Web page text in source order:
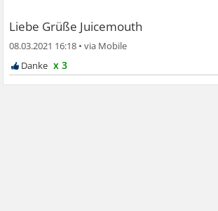
Liebe Grüße Juicemouth
08.03.2021 16:18 •
x 3